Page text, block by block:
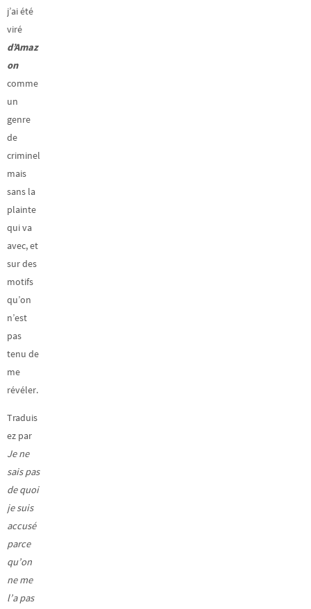
j’ai été
viré
d’Amaz
on
comme
un
genre
de
criminel
mais
sans la
plainte
qui va
avec, et
sur des
motifs
qu’on
n’est
pas
tenu de
me
révéler.
Traduis
ez par
Je ne
sais pas
de quoi
je suis
accusé
parce
qu’on
ne me
l’a pas